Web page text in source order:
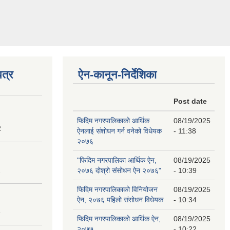
ऐन-कानून-निर्देशिका
Post date
फिदिम नगरपालिकाको आर्थिक
ऐनलाई संशोधन गर्न वनेको विधेयक
२०७६
08/19/2025
- 11:38
"फिदिम नगरपालिका आर्थिक ऐन,
२०७६ दोश्रो संसोधन ऐन २०७६"
08/19/2025
- 10:39
फिदिम नगरपालिकाको विनियोजन
ऐन, २०७६ पहिलो संसोधन विधेयक
08/19/2025
- 10:34
फिदिम नगरपालिकाको आर्थिक ऐन,
08/19/2025